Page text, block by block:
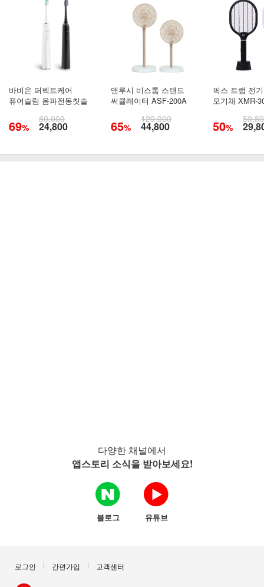
바비온 퍼펙트케어
퓨어슬림 음파전동칫솔
69%
80,000
24,800
앤루시 비스톰 스탠드
써큘레이터 ASF-200A
65%
129,000
44,800
픽스 트랩 전
모기채 XMR-
50%
다양한 채널에서
앱스토리 소식을 받아보세요!
블로그 유튜브
로그인 간편가입 고객센터